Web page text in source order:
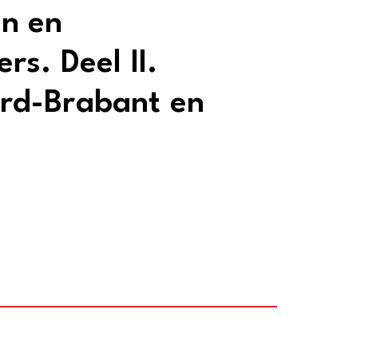
en
Deel II.
Brabant en